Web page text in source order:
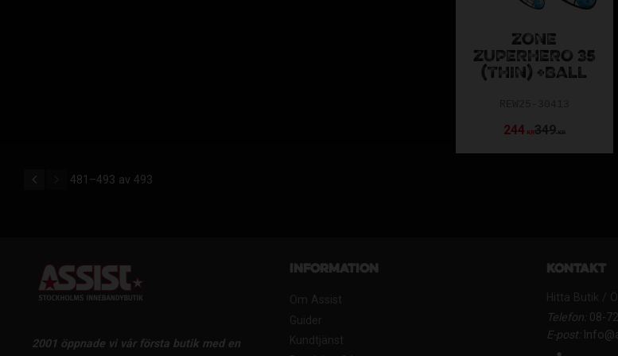
ZONE
ZUPERHERO 35
(THIN) +BALL
244 KR349KR
481–493 av 493
2001 öppnade vi vår första butik med en
Information
Om Assist
Guider
Kundtjänst
Kontakt
Hitta Butik /
Telefon:08-
E-post: